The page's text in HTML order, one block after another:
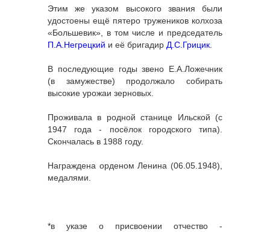
Этим же указом высокого звания были
удостоены ещё пятеро тружеников колхоза
«Большевик», в том числе и председатель
П.А.Негрецкий и её бригадир Д.С.Грицик
В последующие годы звено Е.А.Ложечник
(в замужестве) продолжало собирать
высокие урожаи зерновых.
Проживала в родной станице Ильской (с
1947 года - посёлок городского типа).
Скончалась в 1988 году.
Награждена орденом Ленина (06.05.1948),
медалями.
*в указе о присвоении отчество -